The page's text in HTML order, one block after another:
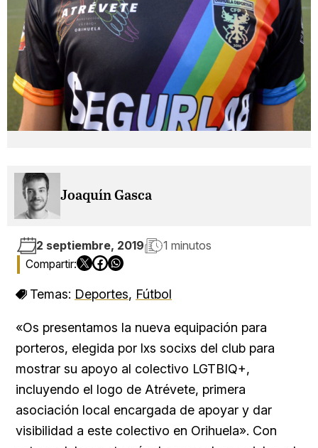
Joaquín Gasca
2 septiembre, 2019 1 minutos
Temas: Deportes, Fútbol
«Os presentamos la nueva equipación para
porteros, elegida por lxs socixs del club para
mostrar su apoyo al colectivo LGTBIQ+,
incluyendo el logo de Atrévete, primera
asociación local encargada de apoyar y dar
visibilidad a este colectivo en Orihuela». Con